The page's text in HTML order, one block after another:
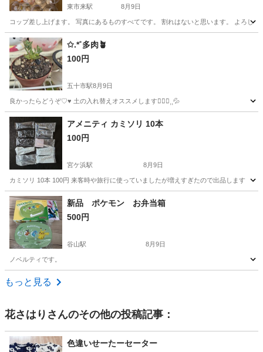
東市来駅 8月9日
コップ差し上げます。 写真にあるものすべてです。 割れはないと思います。 よろしく
鹿児島 日置市 東市来駅
✩.*˚多肉🪴
100円
五十市駅8月9日
良かったらどうぞ♡♥️ 土の入れ替えオススメします🙇🏻‍♀️⸒⸒💦
鹿児島 曽於市 五十市駅 家庭用品
アメニティ カミソリ 10本
100円
宮ケ浜駅 8月9日
カミソリ 10本 100円 来客時や旅行に使っていましたが増えすぎたので出品します
鹿児島 鹿屋市 宮ケ浜駅 家庭用品 カミソリ
新品 ポケモン お弁当箱
500円
谷山駅 8月9日
ノベルティです。
鹿児島 鹿児島市
もっと見る
花さはり さんのその他の投稿記事：
色違いせーたーセーター